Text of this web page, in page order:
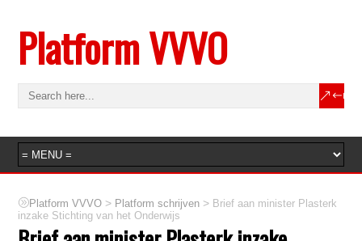
Platform VVVO
Platform VVVO > Platform schrijven > Brief aan minister Plasterk
inzake Stichting van het Onderwijs